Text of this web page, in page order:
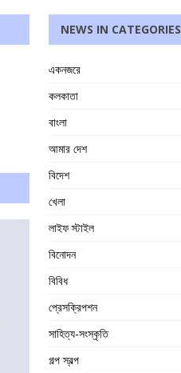
NEWS IN CATEGORIES
একনজরে
কলকাতা
বাংলা
আমার দেশ
বিদেশ
খেলা
লাইফ স্টাইল
বিনোদন
বিবিধ
প্রেসক্রিপশন
সাহিত্য-সংস্কৃতি
গল্প স্বল্প